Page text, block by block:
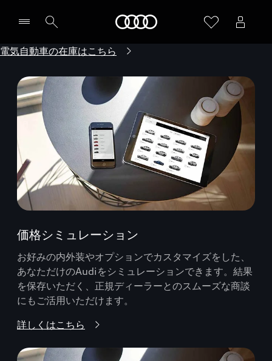
電気自動車の在庫はこちら
価格シミュレーション
お好みの内外装やオプションでカスタマイズをした、
あなただけのAudiをシミュレーションできます。結果
を保存いただく、正規ディーラーとのスムーズな商談
にもご活用いただけます。
詳しくはこちら